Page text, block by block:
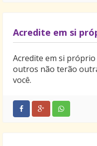
Acredite em si
Acredite em si
outros não terão
você.